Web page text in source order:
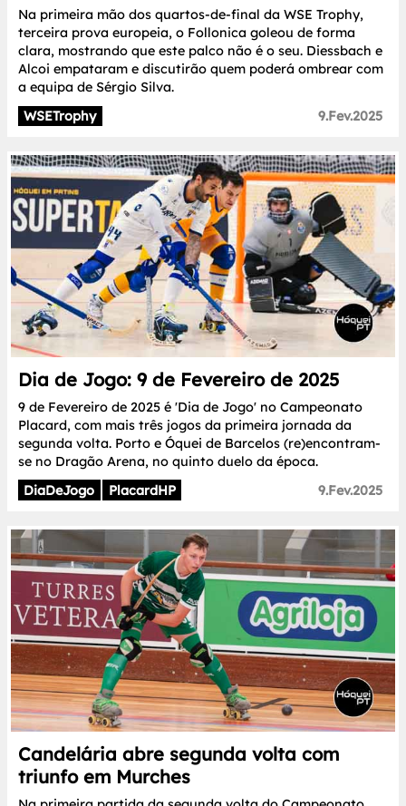
Na primeira mão dos quartos-de-final da WSE Trophy,
terceira prova europeia, o Follonica goleou de forma
clara, mostrando que este palco não é o seu. Diessbach e
Alcoi empataram e discutirão quem poderá ombrear com
a equipa de Sérgio Silva.
WSETrophy
9.Fev.2025
Dia de Jogo: 9 de Fevereiro de 2025
9 de Fevereiro de 2025 é 'Dia de Jogo' no Campeonato
Placard, com mais três jogos da primeira jornada da
segunda volta. Porto e Óquei de Barcelos (re)encontram-
se no Dragão Arena, no quinto duelo da época.
DiaDeJogo
PlacardHP 9.Fev.2025
Candelária abre segunda volta com
triunfo em Murches